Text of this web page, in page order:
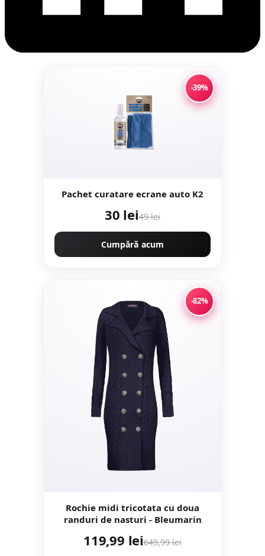
-39%
Pachet curatare ecrane auto K2
30 lei49 lei
Cumpără acum
-82%
Rochie midi tricotata cu doua
randuri de nasturi - Bleumarin
119,99 lei649,99 lei